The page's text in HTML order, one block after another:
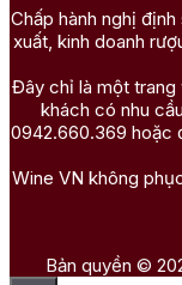
Chấp hành nghị
xuất, kinh doanh
Đây chỉ là một trang
khách có nhu
0942.660.369 hoặc
Wine VN không
Bản quyền ©